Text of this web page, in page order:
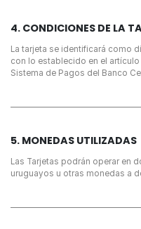
4. CONDICIONES DE LA
La tarjeta se identificará como
con lo establecido en el
Sistema de Pagos del Banco
5. MONEDAS UTILIZADAS
Las Tarjetas podrán operar en
uruguayos u otras monedas a